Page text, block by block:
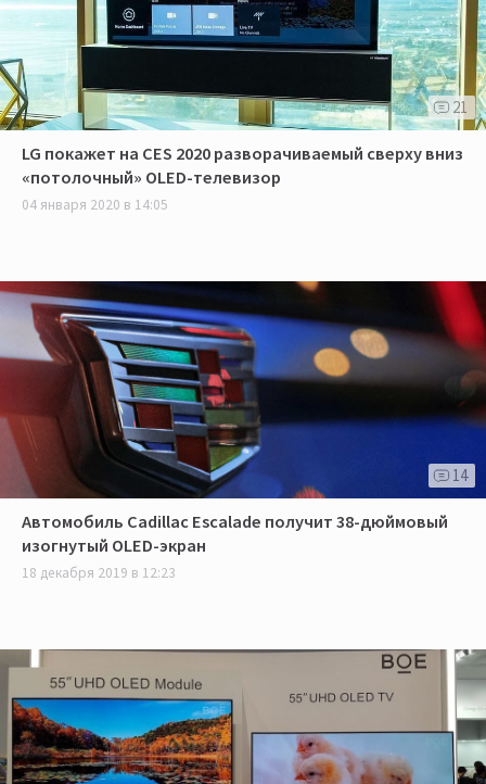
21
LG покажет на CES 2020 разворачиваемый сверху вниз
«потолочный» OLED-телевизор
04 января 2020 в 14:05
14
Автомобиль Cadillac Escalade получит 38-дюймовый
изогнутый OLED-экран
18 декабря 2019 в 12:23